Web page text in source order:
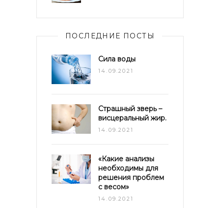
ПОСЛЕДНИЕ ПОСТЫ
Сила воды
14.09.2021
Страшный зверь –
висцеральный жир.
14.09.2021
«Какие анализы
необходимы для
решения проблем
с весом»
14.09.2021